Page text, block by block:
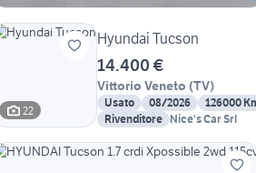
22
Hyundai Tucson
14.400 €
Vittorio Veneto (TV)
Usato 08/2026 126000
Rivenditore Nice's Car Srl